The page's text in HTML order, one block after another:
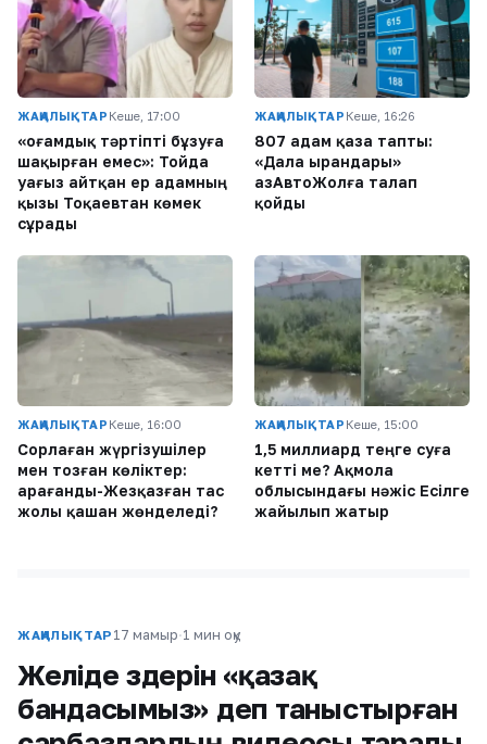
ЖАҢАЛЫҚТАР Кеше, 17:00
«Қоғамдық тәртіпті бұзуға
шақырған емес»: Тойда
уағыз айтқан ер адамның
қызы Тоқаевтан көмек
сұрады
ЖАҢАЛЫҚТАР Кеше, 16:26
807 адам қаза тапты:
«Дала Қырандары»
ҚазАвтоЖолға талап
қойды
ЖАҢАЛЫҚТАР Кеше, 16:00
Сорлаған жүргізушілер
мен тозған көліктер:
Қарағанды-Жезқазған тас
жолы қашан жөнделеді?
ЖАҢАЛЫҚТАР Кеше, 15:00
1,5 миллиард теңге суға
кетті ме? Ақмола
облысындағы нәжіс Есілге
жайылып жатыр
ЖАҢАЛЫҚТАР 17 мамыр·1 мин оқу
Желіде өздерін «қазақ
бандасымыз» деп таныстырған